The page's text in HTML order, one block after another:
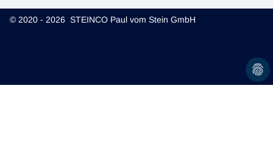
© 2020 - 2026 STEINCO Paul vom Stein GmbH